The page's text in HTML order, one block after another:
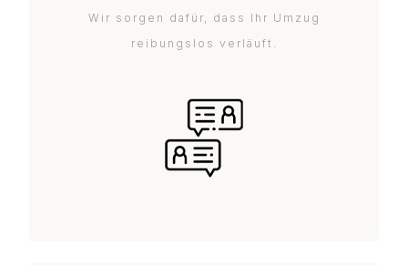
Wir sorgen dafür, dass Ihr Umzug
reibungslos verläuft.